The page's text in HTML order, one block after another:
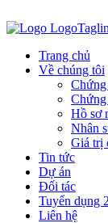
Trang chủ
Về chúng tôi
Hồ sơ
Nhân
Giá trị
Tin tức
Dự án
Đối tác
Tuyển dụng
Liên hệ